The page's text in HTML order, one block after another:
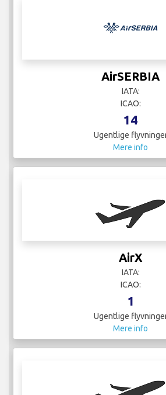
AirSERBIA
IATA:
ICAO:
14
Ugentlige
Mere info
AirX
IATA:
ICAO:
1
Ugentlige
Mere info